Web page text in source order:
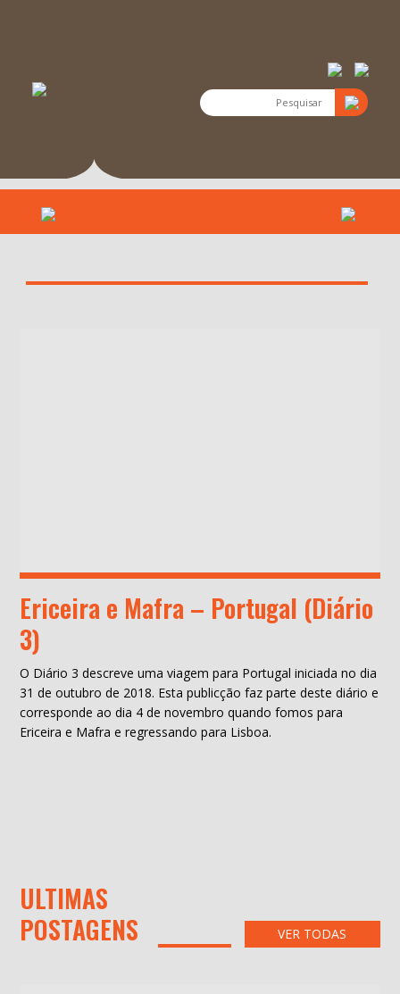
Ericeira e Mafra – Portugal (Diário
3)
O Diário 3 descreve uma viagem para Portugal iniciada no dia
31 de outubro de 2018. Esta publicção faz parte deste diário e
corresponde ao dia 4 de novembro quando fomos para
Ericeira e Mafra e regressando para Lisboa.
ULTIMAS
POSTAGENS
VER TODAS